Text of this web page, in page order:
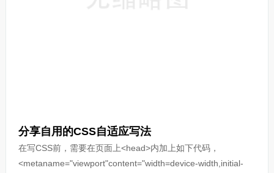
分享自用的CSS自适应写法
在写CSS前，需要在页面上<head>内加上如下代码，
<metaname="viewport"content="width=device-width,initial-